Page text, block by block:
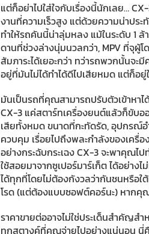
แต่ก็อย่าไปใส่ใจกับเรื่องนี้นักเลย…
งานที่ความเร็วสูง แต่ด้วยความน่าปร
ทำให้รถคันนี้น่าลุ่มหลง แม้ในระดับ 1
ดานที่ช่วงล่างนุ่มนวลกว่า, MPV ที่จุผู้
สัมภาระได้เยอะกว่า ทว่ารถพวกนั้นจะ
อยู่ที่มันไม่ได้ทำได้ดีไปเสียหมด แต่ก็อยู่
มันเป็นรถที่คุณสามารถปรับตัวเข้าหาไ
CX-3 แค่สตาร์ทเครื่องยนต์แล้วก็ขับอ
เสียทั้งหมด ขนาดที่กะทัดรัด, อุปกรณ์
ควบคุม เรื่อยไปถึงพละกำลังของเครื่
อย่างกระฉับกระเฉง CX-3 จะพาคุณ
ใช้สอยมาจากซูเปอร์มาร์เก็ต ได้อย่า
ได้ทุกที่โดยไม่ต้องกังวลว่ากันชนหรือใ
โรด (แต่ต้องแบบซอฟต์คอร์นะ) หากคุ
ราคาขายต่ออาจไม่ใช่ประเด็นสำคัญส
ทุกสตางค์ที่คุณจ่ายไปอย่างแน่นอน นี่